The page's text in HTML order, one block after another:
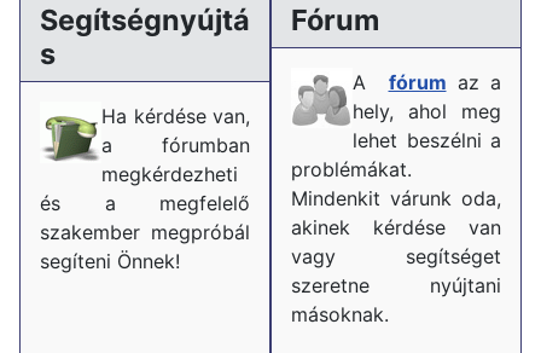
Segítségnyújtá
s
Ha kérdése van,
a fórumban
megkérdezheti
és a megfelelő
szakember megpróbál
segíteni Önnek!
Fórum
A fórum az a
hely, ahol meg
lehet beszélni a
problémákat.
Mindenkit várunk oda,
akinek kérdése van
vagy segítséget
szeretne nyújtani
másoknak.